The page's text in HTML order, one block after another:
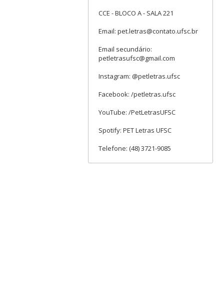
CCE - BLOCO A - SALA 221
Email: pet.letras@contato.ufsc.br
Email secundário:
petletrasufsc@gmail.com
Instagram: @petletras.ufsc
Facebook: /petletras.ufsc
YouTube: /PetLetrasUFSC
Spotify: PET Letras UFSC
Telefone: (48) 3721-9085